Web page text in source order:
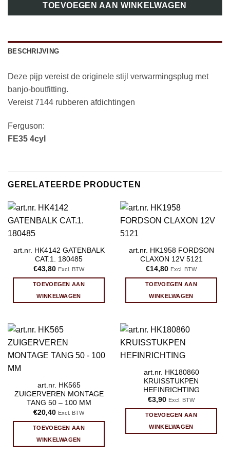
TOEVOEGEN AAN WINKELWAGEN
BESCHRIJVING
Deze pijp vereist de originele stijl verwarmingsplug met
banjo-boutfitting.
Vereist 7144 rubberen afdichtingen
Ferguson:
FE35 4cyl
GERELATEERDE PRODUCTEN
art.nr. HK4142 GATENBALK
CAT.1. 180485
€43,80 Excl. BTW
TOEVOEGEN AAN
WINKELWAGEN
art.nr. HK1958 FORDSON
CLAXON 12V 5121
€14,80 Excl. BTW
TOEVOEGEN AAN
WINKELWAGEN
art.nr. HK565
ZUIGERVEREN MONTAGE
TANG 50 – 100 MM
€20,40 Excl. BTW
TOEVOEGEN AAN
WINKELWAGEN
art.nr. HK180860
KRUISSTUKPEN
HEFINRICHTING
€3,90 Excl. BTW
TOEVOEGEN AAN
WINKELWAGEN